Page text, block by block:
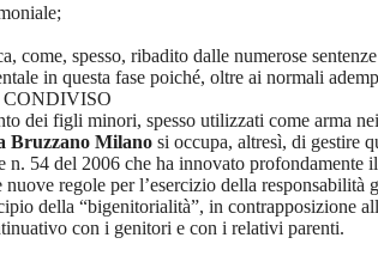
come, spesso, ribadito dalle numerose
in questa fase poiché, oltre ai normali
dei figli minori, spesso utilizzati come arma
Bruzzano Milano si occupa, altresì, di gestire
54 del 2006 che ha innovato profondamente
regole per l’esercizio della responsabilità
della “bigenitorialità”, in contrapposizione
con i genitori e con i relativi parenti.